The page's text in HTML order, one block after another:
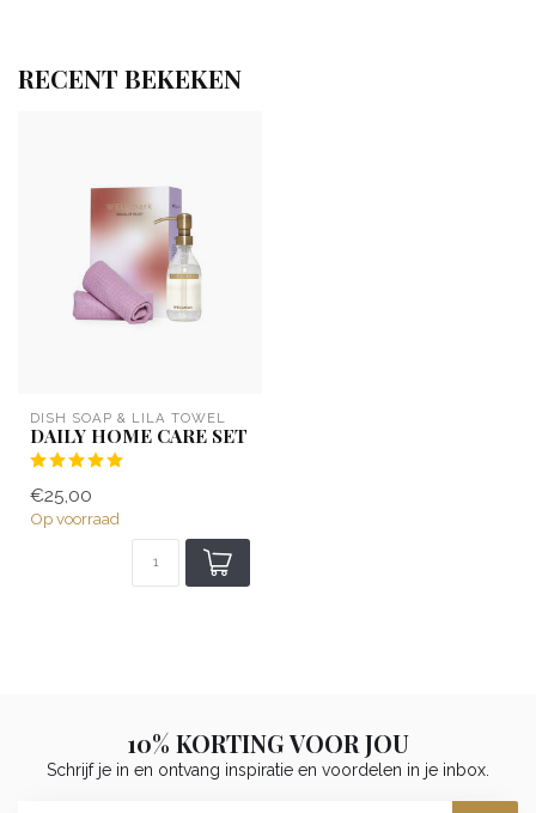
RECENT BEKEKEN
DISH SOAP & LILA TOWEL
DAILY HOME CARE SET
€25,00
Op voorraad
10% KORTING VOOR JOU
Schrijf je in en ontvang inspiratie en voordelen in je inbox.